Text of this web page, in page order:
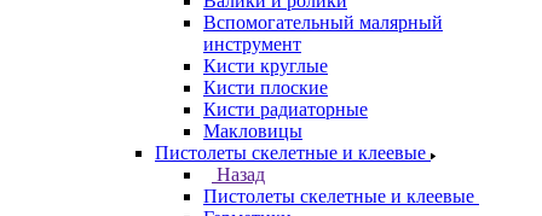
Вспомогательный малярный
инструмент
Кисти круглые
Кисти плоские
Кисти радиаторные
Макловицы
Пистолеты скелетные и клеевые
Назад
Пистолеты скелетные и клеевые